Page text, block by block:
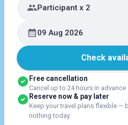
Participant x 2
09 Aug 2026
Check
Free cancellation
Cancel up to 24 hours in
Reserve now & pay later
Keep your travel plans flexible —
nothing today.